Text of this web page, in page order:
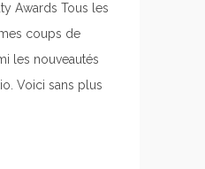
Awards Tous les
coups de
les nouveautés
Voici sans plus